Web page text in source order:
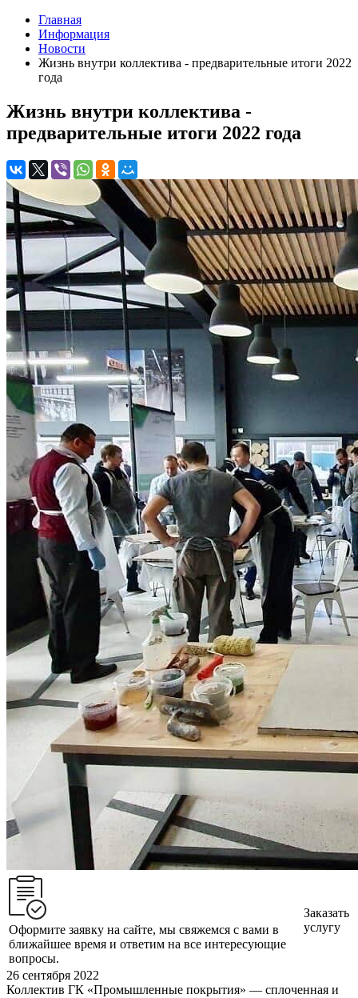
Главная
Информация
Новости
Жизнь внутри коллектива - предварительные итоги 2022
года
Жизнь внутри коллектива -
предварительные итоги 2022 года
Оформите заявку на сайте, мы свяжемся с вами в
ближайшее время и ответим на все интересующие
вопросы.
Заказать
услугу
26 сентября 2022
Коллектив ГК «Промышленные покрытия» — сплоченная и